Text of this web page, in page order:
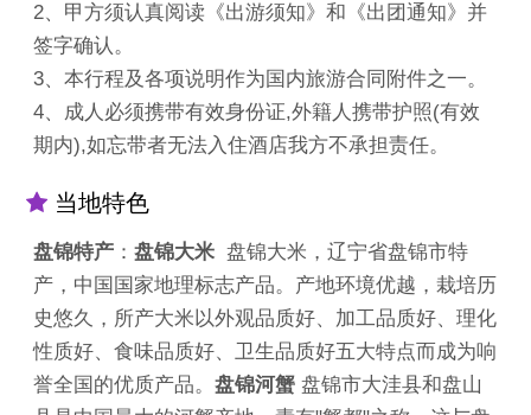
2、甲方须认真阅读《出游须知》和《出团通知》并
签字确认。
3、本行程及各项说明作为国内旅游合同附件之一。
4、成人必须携带有效身份证,外籍人携带护照(有效
期内),如忘带者无法入住酒店我方不承担责任。
当地特色
盘锦特产 ： 盘锦大米 盘锦大米，辽宁省盘锦市特
产，中国国家地理标志产品。产地环境优越，栽培历
史悠久，所产大米以外观品质好、加工品质好、理化
性质好、食味品质好、卫生品质好五大特点而成为响
誉全国的优质产品。 盘锦河蟹 盘锦市大洼县和盘山